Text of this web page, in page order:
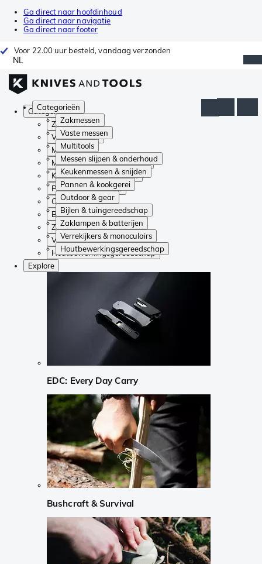
Ga direct naar hoofdinhoud
Ga direct naar navigatie
Ga direct naar footer
Voor 22.00 uur besteld, vandaag verzonden
NL
Categorieën
Zakmessen
Vaste messen
Multitools
Messen slijpen & onderhoud
Keukenmessen & snijden
Pannen & kookgerei
Outdoor & gear
Bijlen & tuingereedschap
Zaklampen & batterijen
Verrekijkers & monoculairs
Houtbewerkingsgereedschap
Categorieën
Zakmessen
Vaste messen
Multitools
Messen slijpen & onderhoud
Keukenmessen & snijden
Pannen & kookgerei
Outdoor & gear
Bijlen & tuingereedschap
Zaklampen & batterijen
Verrekijkers & monoculairs
Houtbewerkingsgereedschap
Explore
EDC: Every Day Carry
Bushcraft & Survival